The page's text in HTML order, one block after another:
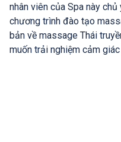
nhân viên của Spa này
chương trình đào tạo
bản về massage Thái
muốn trải nghiệm cảm